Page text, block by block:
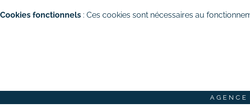
Cookies fonctionnels : Ces cookies sont nécessaires au
# Community management
Création graphique
# Graphisme print